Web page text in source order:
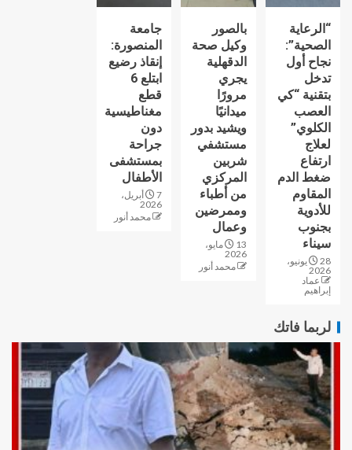
“الرعاية
الصحية”:
نجاح أول
تدخل
بتقنية “كي
العصب
الكلوي”
لعلاج
ارتفاع
ضغط الدم
المقاوم
للأدوية
بجنوب
سيناء
28 يونيو،
2026
عماد
إبراهيم
بالصور
وكيل صحة
الدقهلية
يجري
مرورًا
ميدانيًا
ويشيد بدور
مستشفي
شربين
المركزي
من أطباء
وممرضين
وعمال
13 مايو،
2026
محمد أنور
جامعة
المنصورة:
إنقاذ رضيع
ابتلع 6
قطع
مغناطيسية
دون
جراحة
بمستشفى
الأطفال
7 أبريل،
2026
محمد أنور
لربما فاتك